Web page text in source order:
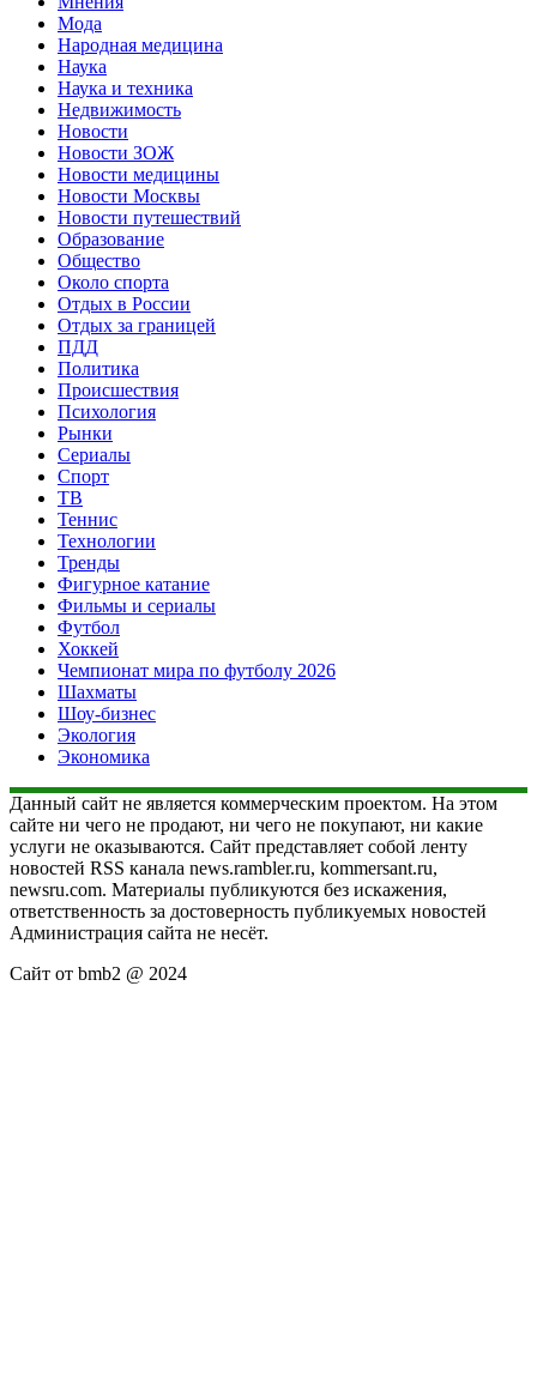
Мода
Народная медицина
Наука
Наука и техника
Недвижимость
Новости
Новости ЗОЖ
Новости медицины
Новости Москвы
Новости путешествий
Образование
Общество
Около спорта
Отдых в России
Отдых за границей
ПДД
Политика
Происшествия
Психология
Рынки
Сериалы
Спорт
ТВ
Теннис
Технологии
Тренды
Фигурное катание
Фильмы и сериалы
Футбол
Хоккей
Чемпионат мира по футболу 2026
Шахматы
Шоу-бизнес
Экология
Экономика
Данный сайт не является коммерческим проектом. На этом
сайте ни чего не продают, ни чего не покупают, ни какие
услуги не оказываются. Сайт представляет собой ленту
новостей RSS канала news.rambler.ru, kommersant.ru,
newsru.com. Материалы публикуются без искажения,
ответственность за достоверность публикуемых новостей
Администрация сайта не несёт.
Сайт от bmb2 @ 2024